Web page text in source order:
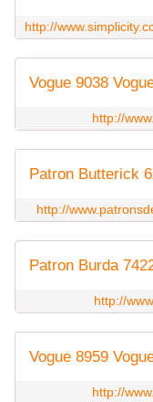
http://
http://
Patron Burda
http://
http://